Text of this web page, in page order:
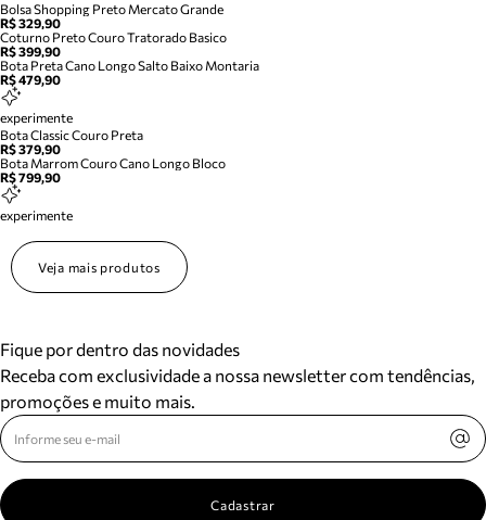
Bolsa Shopping Preto Mercato Grande
R$ 329,90
Coturno Preto Couro Tratorado Basico
R$ 399,90
Bota Preta Cano Longo Salto Baixo Montaria
R$ 479,90
experimente
Bota Classic Couro Preta
R$ 379,90
Bota Marrom Couro Cano Longo Bloco
R$ 799,90
experimente
Veja mais produtos
Fique por dentro das novidades
Receba com exclusividade a nossa newsletter com tendências,
promoções e muito mais.
Cadastrar